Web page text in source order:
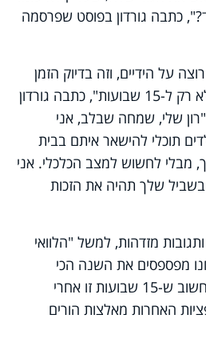
כתבה גורדון בפוסט שפרסמה
על הידיים, וזה בדיוק הזמן
שלי לתת לה את כל זה, ולא רק ל-15 שבועות", כתבה גורדון
שלי, שמחה שבלב, אני
תוכלי להישאר איתם בבית
מבלי לחשוש למצב הכלכלי. אני
שלך תהיה את הזכות
מזדהות, למשל "הלוואי
מפספסים את השנה הכי
משמעותית של הילד", "לחשוב ש-15 שבועות זו אחרי
האחרות מאלצות הורים